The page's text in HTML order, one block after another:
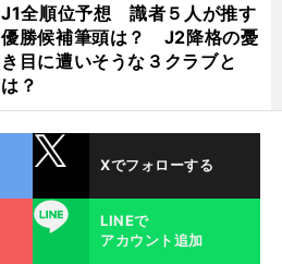
J1全順位予想 識者５人が推す
優勝候補筆頭は？ J2降格の憂
き目に遭いそうな３クラブと
は？
Xでフォローする
LINE
LINEで
アカウント追加